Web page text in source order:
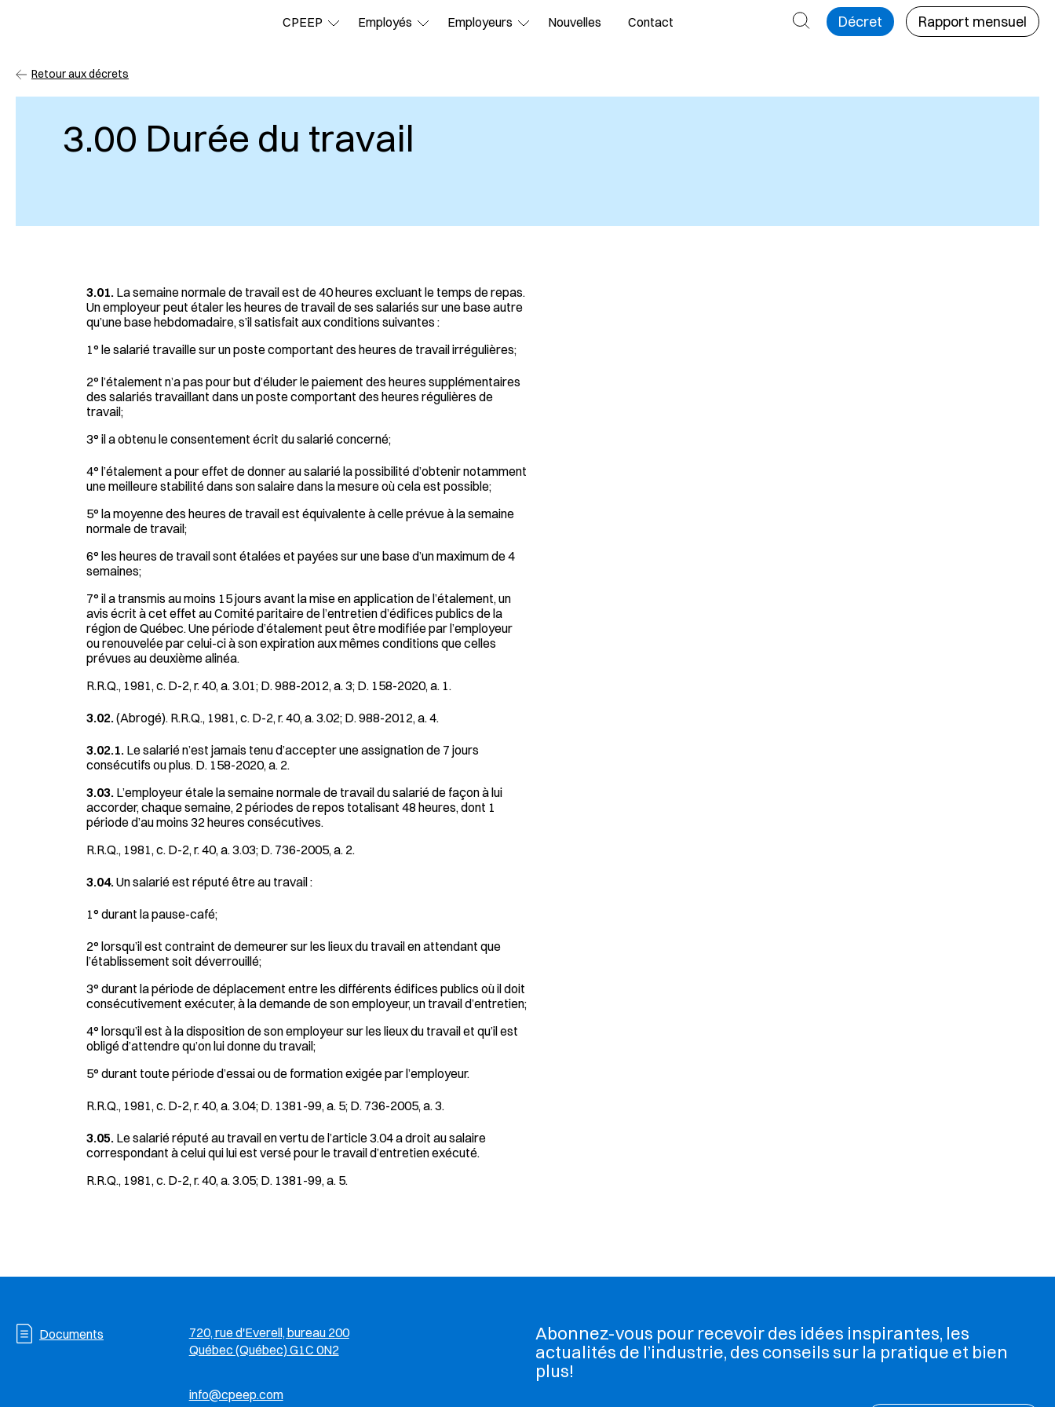
CPEEP Employés Employeurs Nouvelles Contact RechercherDécret Rapport mensuel
Retour aux décrets
3.00 Durée du travail
3.01. La semaine normale de travail est de 40 heures excluant le temps de repas.
Un employeur peut étaler les heures de travail de ses salariés sur une base autre
qu’une base hebdomadaire, s’il satisfait aux conditions suivantes :
1° le salarié travaille sur un poste comportant des heures de travail irrégulières;
2° l’étalement n’a pas pour but d’éluder le paiement des heures supplémentaires
des salariés travaillant dans un poste comportant des heures régulières de
travail;
3° il a obtenu le consentement écrit du salarié concerné;
4° l’étalement a pour effet de donner au salarié la possibilité d’obtenir notamment
une meilleure stabilité dans son salaire dans la mesure où cela est possible;
5° la moyenne des heures de travail est équivalente à celle prévue à la semaine
normale de travail;
6° les heures de travail sont étalées et payées sur une base d’un maximum de 4
semaines;
7° il a transmis au moins 15 jours avant la mise en application de l’étalement, un
avis écrit à cet effet au Comité paritaire de l’entretien d’édifices publics de la
région de Québec. Une période d’étalement peut être modifiée par l’employeur
ou renouvelée par celui-ci à son expiration aux mêmes conditions que celles
prévues au deuxième alinéa.
R.R.Q., 1981, c. D-2, r. 40, a. 3.01; D. 988-2012, a. 3; D. 158-2020, a. 1.
3.02.(Abrogé). R.R.Q., 1981, c. D-2, r. 40, a. 3.02; D. 988-2012, a. 4.
3.02.1. Le salarié n’est jamais tenu d’accepter une assignation de 7 jours
consécutifs ou plus. D. 158-2020, a. 2.
3.03. L’employeur étale la semaine normale de travail du salarié de façon à lui
accorder, chaque semaine, 2 périodes de repos totalisant 48 heures, dont 1
période d’au moins 32 heures consécutives.
R.R.Q., 1981, c. D-2, r. 40, a. 3.03; D. 736-2005, a. 2.
3.04.Un salarié est réputé être au travail :
1° durant la pause-café;
2° lorsqu’il est contraint de demeurer sur les lieux du travail en attendant que
l’établissement soit déverrouillé;
3° durant la période de déplacement entre les différents édifices publics où il doit
consécutivement exécuter, à la demande de son employeur, un travail d’entretien;
4° lorsqu’il est à la disposition de son employeur sur les lieux du travail et qu’il est
obligé d’attendre qu’on lui donne du travail;
5° durant toute période d’essai ou de formation exigée par l’employeur.
R.R.Q., 1981, c. D-2, r. 40, a. 3.04; D. 1381-99, a. 5; D. 736-2005, a. 3.
3.05. Le salarié réputé au travail en vertu de l’article 3.04 a droit au salaire
correspondant à celui qui lui est versé pour le travail d’entretien exécuté.
R.R.Q., 1981, c. D-2, r. 40, a. 3.05; D. 1381-99, a. 5.
Documents
720, rue d'Everell, bureau 200
Québec (Québec) G1C 0N2
info@cpeep.com
Abonnez-vous pour recevoir des idées inspirantes, les
actualités de l’industrie, des conseils sur la pratique et bien
plus!